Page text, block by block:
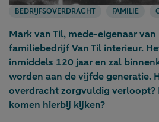
BEDRIJFSOVERDRACHT FAMILIE
Mark van Til, mede-eigenaar
familiebedrijf Van Til interieur.
inmiddels 120 jaar en zal
worden aan de vijfde generatie.
overdracht zorgvuldig verloopt?
komen hierbij kijken?